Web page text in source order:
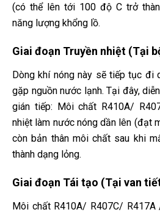
(có thể lên tới 100 độ C trở
năng lượng khổng lồ.
Giai đoạn Truyền nhiệt (Tại
Dòng khí nóng này sẽ tiếp tục đi
gặp nguồn nước lạnh. Tại đây,
gián tiếp: Môi chất R410A/
nhiệt làm nước nóng dần lên (đạt
còn bản thân môi chất sau khi
thành dạng lỏng.
Giai đoạn Tái tạo (Tại van
Môi chất R410A/ R407C/